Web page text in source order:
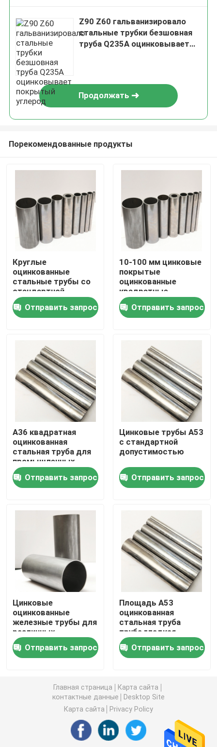
Дом
Продукты
Ролики
Путешествие фабрики
Проверка качества
Свяжитесь мы
Спросите цитату
Плита листа нержавеющей стали
Плита стального листа углерода
Гальванизированная плита стального листа
Плита листовой меди
Алюминиевый круглый бар
Алюминиевая трубка трубы
Трубы из углеродистой стали
Z90 Z60 гальванизировало
стальные трубки безшовная
труба Q235A оцинковывает
Продолжать
Порекомендованные продукты
Круглые
оцинкованные
стальные трубы со
стандартной
допустимостью
Отправить запрос
10-100 мм цинковые
покрытые
оцинкованные
квадратные
стальные трубы
Отправить запрос
А36 квадратная
оцинкованная
стальная труба для
промышленных
применений
Отправить запрос
Цинковые трубы A53
с стандартной
допустимостью
Отправить запрос
Цинковые
оцинкованные
железные трубы для
различных
применений
Отправить запрос
Площадь А53
оцинкованная
стальная труба
труба гладкая
отделка
Отправить запрос
Главная страница
Карта сайта
контактные данные
Desktop Site
Карта сайта
Privacy Policy